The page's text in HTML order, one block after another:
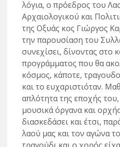
λόγια, ο πρόεδρος του
Αρχαιολογικού και
της Οξυάς κος Γιώργος
την παρουσίαση του
συνεχίσει, δίνοντας στο
προγράμματος που θα
κόσμος, κάποτε,
και το ευχαριστιόταν.
απλότητα της εποχής
μουσικά όργανα και
διασκεδάσει και έτσι,
λαού μας και τον αγώνα